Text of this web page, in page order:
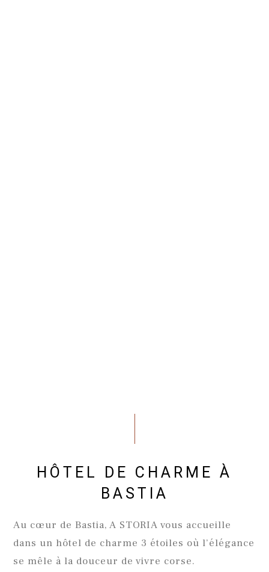
HÔTEL DE CHARME À
BASTIA
Au cœur de Bastia, A STORIA vous accueille
dans un hôtel de charme 3 étoiles où l’élégance
se mêle à la douceur de vivre corse.